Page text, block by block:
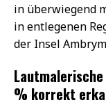
in überwiegend
in entlegenen
der Insel
% korrekt